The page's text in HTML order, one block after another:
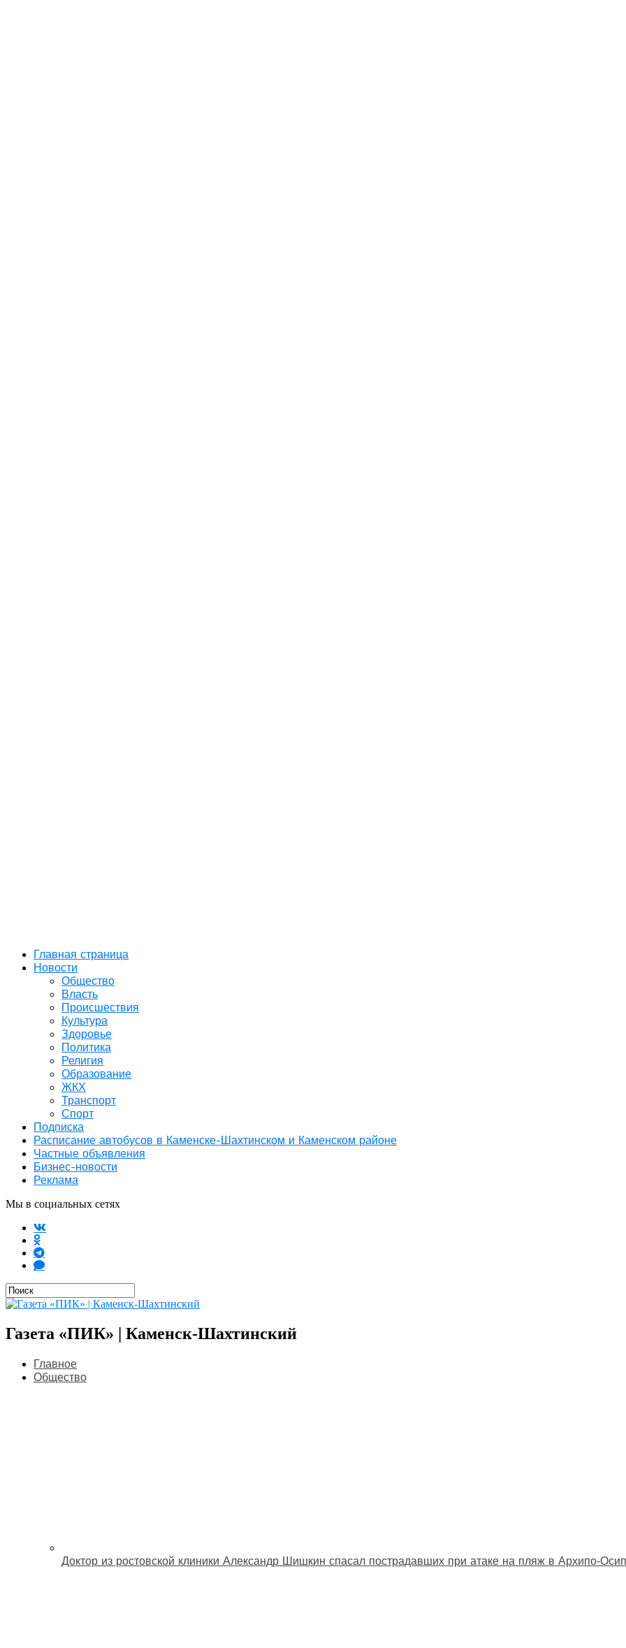
Главная страница
Новости
Общество
Власть
Происшествия
Культура
Здоровье
Политика
Религия
Образование
ЖКХ
Транспорт
Спорт
Подписка
Расписание автобусов в Каменске-Шахтинском и Каменском районе
Частные объявления
Бизнес-новости
Реклама
Мы в социальных сетях
Газета «ПИК» | Каменск-Шахтинский
Главное
Общество
Доктор из ростовской клиники Александр Шишкин спасал пострадавших при атаке на пляж в